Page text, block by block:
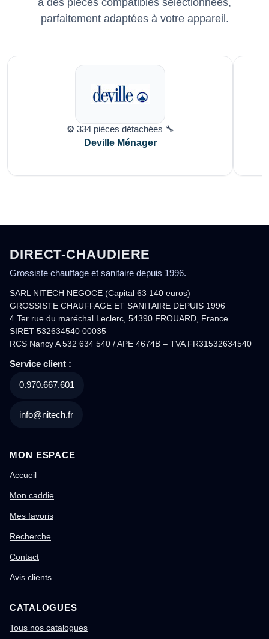
parfaitement adaptées à votre appareil.
⚙️ 334 pièces détachées 🔧
Deville Ménager
DIRECT-CHAUDIERE
Grossiste chauffage et sanitaire depuis 1996.
SARL NITECH NEGOCE (Capital 63 140 euros)
GROSSISTE CHAUFFAGE ET SANITAIRE DEPUIS 1996
4 Ter rue du maréchal Leclerc, 54390 FROUARD, France
SIRET 532634540 00035
RCS Nancy A 532 634 540 / APE 4674B – TVA FR31532634540
Service client :
0.970.667.601
info@nitech.fr
MON ESPACE
Accueil
Mon caddie
Mes favoris
Recherche
Contact
Avis clients
CATALOGUES
Tous nos catalogues